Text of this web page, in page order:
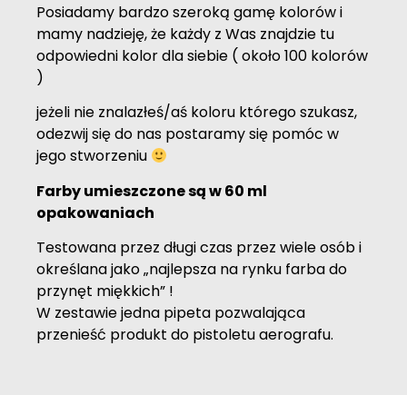
Posiadamy bardzo szeroką gamę kolorów i
mamy nadzieję, że każdy z Was znajdzie tu
odpowiedni kolor dla siebie ( około 100 kolorów
)
jeżeli nie znalazłeś/aś koloru którego szukasz,
odezwij się do nas postaramy się pomóc w
jego stworzeniu
Farby umieszczone są w 60 ml
opakowaniach
Testowana przez długi czas przez wiele osób i
określana jako „najlepsza na rynku farba do
przynęt miękkich” !
W zestawie jedna pipeta pozwalająca
przenieść produkt do pistoletu aerografu.